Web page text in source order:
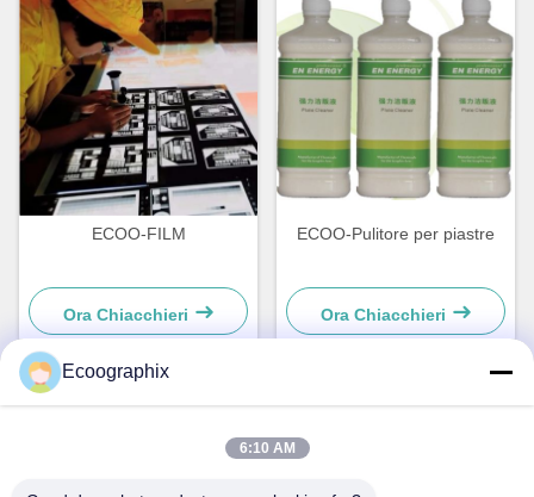
ECOO-FILM
Ora Chiacchieri
ECOO-Pulitore per piastre
Ora Chiacchieri
Ecoographix
6:10 AM